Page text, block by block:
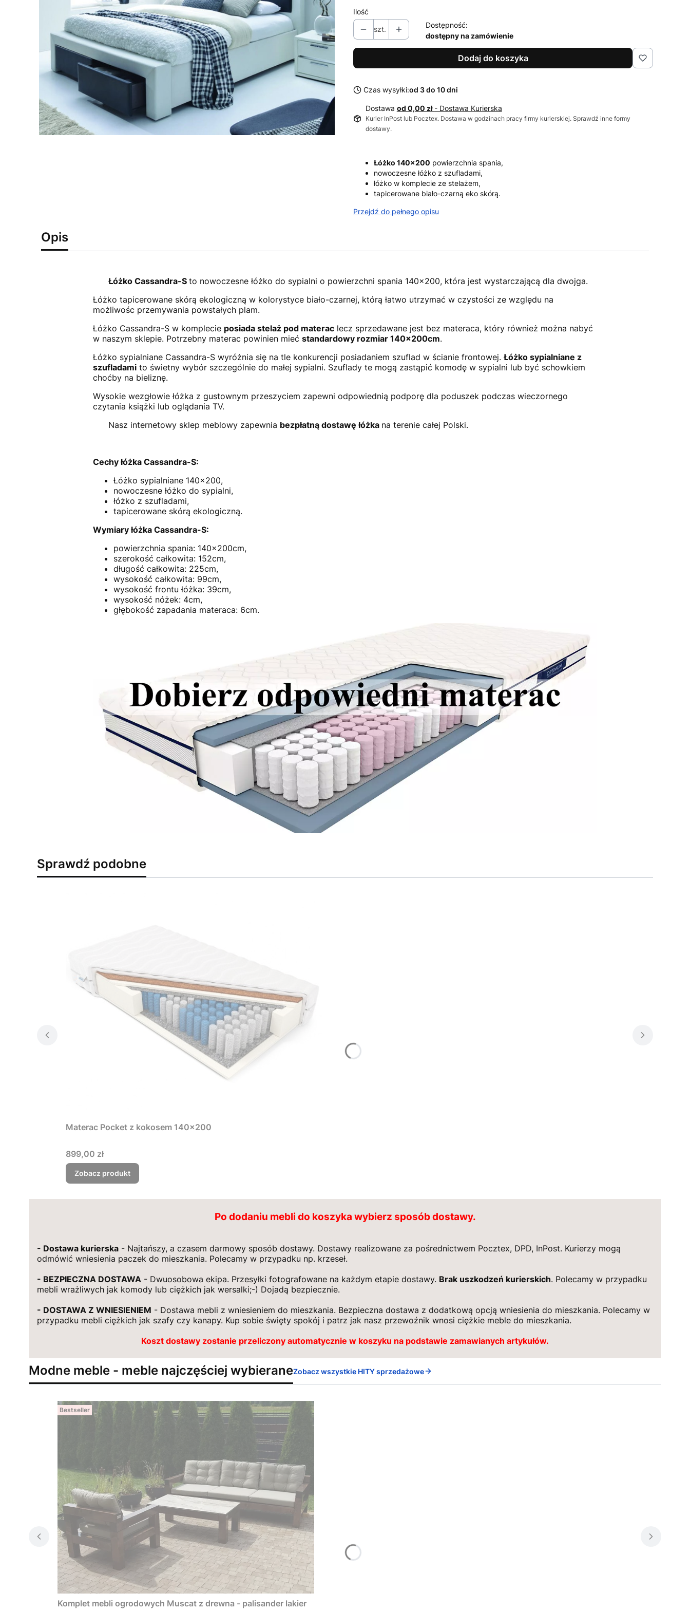
Ilość
szt.
Dostępność:
dostępny na zamówienie
Dodaj do koszyka
Czas wysyłki:od 3 do 10 dni
Dostawa od 0,00 zł - Dostawa Kurierska
Kurier InPost lub Pocztex. Dostawa w godzinach pracy firmy kurierskiej. Sprawdź inne formy
dostawy.
Łóżko 140x200 powierzchnia spania,
nowoczesne łóżko z szufladami,
łóżko w komplecie ze stelażem,
tapicerowane biało-czarną eko skórą.
Przejdź do pełnego opisu
Opis
Łóżko Cassandra-Sto nowoczesne łóżko do sypialni o powierzchni spania 140x200, która jest wystarczającą dla dwojga.
Łóżko tapicerowane skórą ekologiczną w kolorystyce biało-czarnej, którą łatwo utrzymać w czystości ze względu na
możliwośc przemywania powstałych plam.
Łóżko Cassandra-S w komplecie posiada stelaż pod materac lecz sprzedawane jest bez materaca, który również można nabyć
w naszym sklepie. Potrzebny materac powinien miećstandardowy rozmiar 140x200cm.
Łóżko sypialniane Cassandra-S wyróżnia się na tle konkurencji posiadaniem szuflad w ścianie frontowej.Łóżko sypialniane z
szufladami to świetny wybór szczególnie do małej sypialni. Szuflady te mogą zastąpić komodę w sypialni lub być schowkiem
choćby na bieliznę.
Wysokie wezgłowie łóżka z gustownym przeszyciem zapewni odpowiednią podporę dla poduszek podczas wieczornego
czytania książki lub oglądania TV.
Nasz internetowy sklep meblowy zapewnia bezpłatną dostawę łóżka na terenie całej Polski.
Cechy łóżka Cassandra-S:
Łóżko sypialniane 140x200,
nowoczesne łóżko do sypialni,
łóżko z szufladami,
tapicerowane skórą ekologiczną.
Wymiary łóżka Cassandra-S:
powierzchnia spania: 140x200cm,
szerokość całkowita: 152cm,
długość całkowita: 225cm,
wysokość całkowita: 99cm,
wysokość frontu łóżka: 39cm,
wysokość nóżek: 4cm,
głębokość zapadania materaca: 6cm.
Sprawdź podobne
Materac Pocket z kokosem 140x200
Cena
899,00 zł
Zobacz produkt
Po dodaniu mebli do koszyka wybierz sposób dostawy.
- Dostawa kurierska - Najtańszy, a czasem darmowy sposób dostawy. Dostawy realizowane za pośrednictwem Pocztex, DPD, InPost. Kurierzy mogą
odmówić wniesienia paczek do mieszkania. Polecamy w przypadku np. krzeseł.
- BEZPIECZNA DOSTAWA - Dwuosobowa ekipa. Przesyłki fotografowane na każdym etapie dostawy. Brak uszkodzeń kurierskich. Polecamy w przypadku
mebli wrażliwych jak komody lub ciężkich jak wersalki;-) Dojadą bezpiecznie.
- DOSTAWA Z WNIESIENIEM - Dostawa mebli z wniesieniem do mieszkania. Bezpieczna dostawa z dodatkową opcją wniesienia do mieszkania. Polecamy w
przypadku mebli ciężkich jak szafy czy kanapy. Kup sobie święty spokój i patrz jak nasz przewoźnik wnosi ciężkie meble do mieszkania.
Koszt dostawy zostanie przeliczony automatycznie w koszyku na podstawie zamawianych artykułów.
Modne meble - meble najczęściej wybieraneZobacz wszystkie HITY sprzedażowe
Bestseller
Komplet mebli ogrodowych Muscat z drewna - palisander lakier